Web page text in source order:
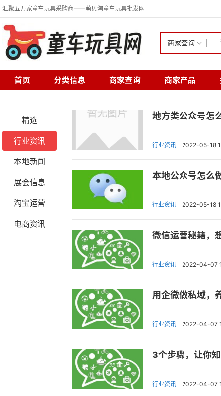
汇聚五万家童车玩具采购商——萌贝淘童车玩具批发网
商家查询
首页 分类信息 商家查询 商家产品
精选
行业资讯
本地新闻
展会信息
淘宝运营
电商资讯
地方类公众号怎
行业资讯 2022-05-18
本地公众号怎么
行业资讯 2022-05-18
微信运营秘籍，
行业资讯 2022-04-07
用企微做私域，
行业资讯 2022-04-07
3个步骤，让你
行业资讯 2022-04-07